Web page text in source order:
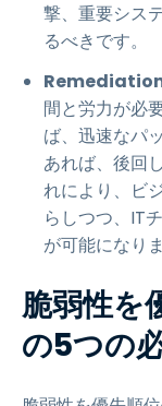
撃、重要シス
るべきです。
間と労力が必
ば、迅速なパ
あれば、後回
れにより、ビ
らしつつ、IT
が可能になりま
脆弱性を
の5つの